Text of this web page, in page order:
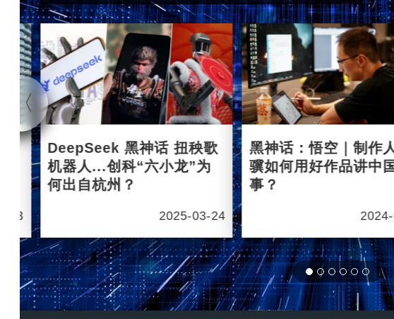
03
DeepSeek 黑神话 扭秧歌
机器人...创科“六小龙”为
何出自杭州？
2025-03-24
黑神话：悟空｜制作
骥如何用好作品讲中
事？